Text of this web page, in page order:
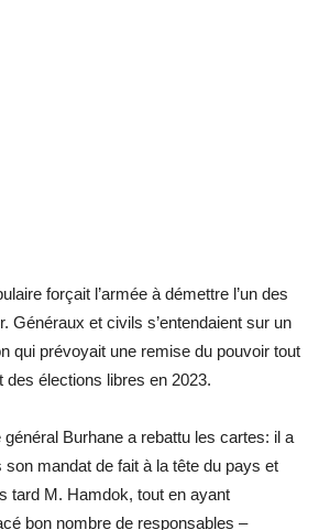
forçait l’armée à démettre l’un des
Généraux et civils s’entendaient sur un
qui prévoyait une remise du pouvoir tout
élections libres en 2023.
Burhane a rebattu les cartes: il a
son mandat de fait à la tête du pays et
tard M. Hamdok, tout en ayant
bon nombre de responsables –